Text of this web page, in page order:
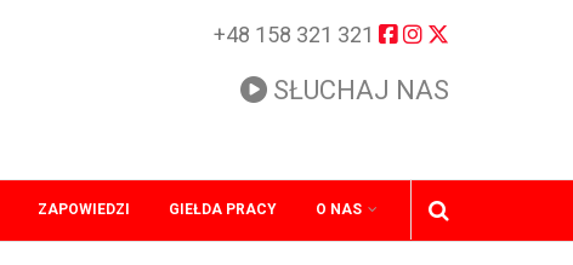
+48 158 321 321
SŁUCHAJ NAS
ZAPOWIEDZI GIEŁDA PRACY O NAS